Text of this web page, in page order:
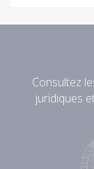
Consultez
juridiques